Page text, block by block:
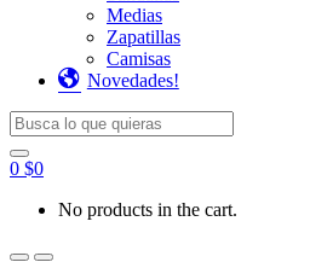
Medias
Zapatillas
Camisas
Novedades!
Search for:
0 $0
No products in the cart.